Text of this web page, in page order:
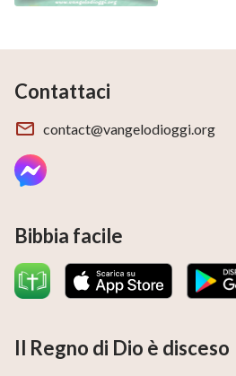
Contattaci
contact@vangelodioggi.org
Bibbia facile
Il Regno di Dio è disceso